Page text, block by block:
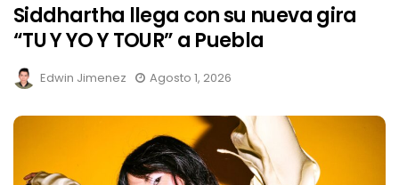
Siddhartha llega con su nueva gira
“TU Y YO Y TOUR” a Puebla
Edwin Jimenez Agosto 1, 2026